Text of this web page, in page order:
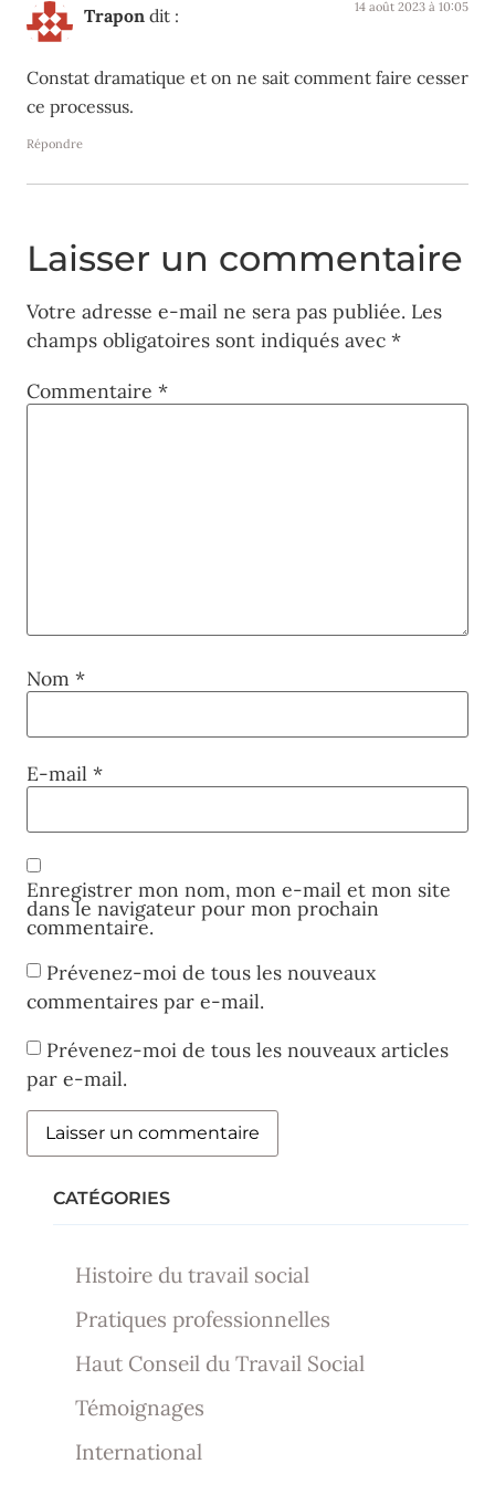
Trapon dit : 14 août 2023 à 10:05
Constat dramatique et on ne sait comment faire cesser
ce processus.
Répondre
Laisser un commentaire
Votre adresse e-mail ne sera pas publiée. Les
champs obligatoires sont indiqués avec *
Commentaire *
Nom *
E-mail *
Enregistrer mon nom, mon e-mail et mon site
dans le navigateur pour mon prochain
commentaire.
Prévenez-moi de tous les nouveaux
commentaires par e-mail.
Prévenez-moi de tous les nouveaux articles
par e-mail.
CATÉGORIES
Histoire du travail social
Pratiques professionnelles
Haut Conseil du Travail Social
Témoignages
International